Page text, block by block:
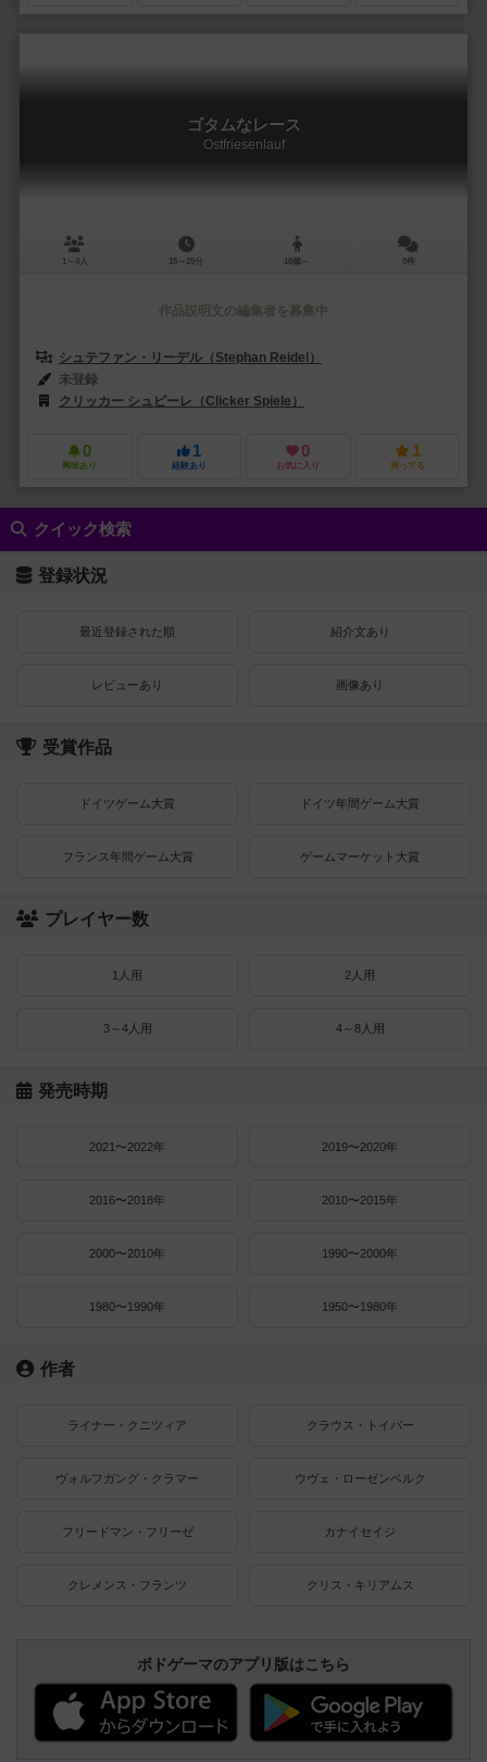
ゴタムなレース
Ostfriesenlauf
1～4人 15～25分 10歳～ 0件
作品説明文の編集者を募集中
シュテファン・リーデル（Stephan Reidel）
未登録
クリッカー シュピーレ（Clicker Spiele）
0
興味あり
1
経験あり
0
お気に入り
1
持ってる
クイック検索
登録状況
最近登録された順 紹介文あり
レビューあり 画像あり
受賞作品
ドイツゲーム大賞 ドイツ年間ゲーム大賞
フランス年間ゲーム大賞 ゲームマーケット大賞
プレイヤー数
1人用 2人用
3～4人用 4～8人用
発売時期
2021〜2022年 2019〜2020年
2016〜2018年 2010〜2015年
2000〜2010年 1990〜2000年
1980〜1990年 1950〜1980年
作者
ライナー・クニツィア クラウス・トイバー
ヴォルフガング・クラマー ウヴェ・ローゼンベルク
フリードマン・フリーゼ カナイセイジ
クレメンス・フランツ クリス・キリアムス
ボドゲーマのアプリ版はこちら